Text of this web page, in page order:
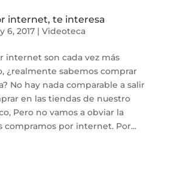
internet, te interesa
6, 2017| Videoteca
internet son cada vez más
¿realmente sabemos comprar
No hay nada comparable a salir
en las tiendas de nuestro
Pero no vamos a obviar la
compramos por internet. Por...